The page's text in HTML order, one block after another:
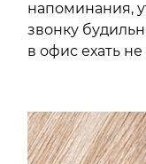
напоминания,
звонку
в офис ехать